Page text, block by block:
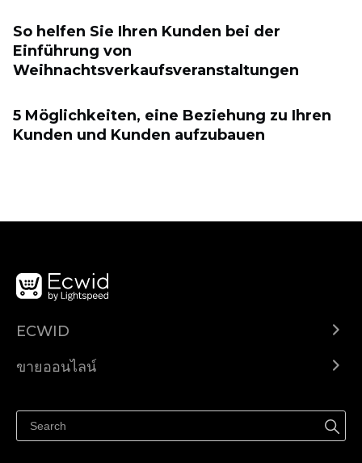
So helfen Sie Ihren Kunden bei der
Einführung von
Weihnachtsverkaufsveranstaltungen
5 Möglichkeiten, eine Beziehung zu Ihren
Kunden und Kunden aufzubauen
ECWID
ราคา
ขายออนไลน์
ขายบนเฟสบุ๊ค